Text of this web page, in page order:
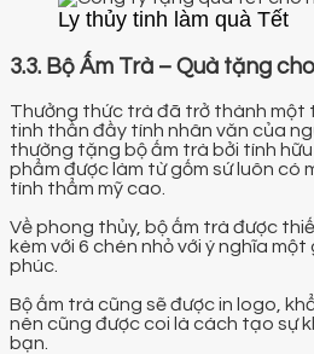
Ly thủy tinh làm quà Tết
3.3. Bộ Ấm Trà – Quà tặng
Thưởng thức trà đã trở thành một
tinh thần đầy tính nhân văn của
thường tặng bộ ấm trà bởi tính
phẩm được làm từ gốm sứ luôn có
tính thẩm mỹ cao.
Về phong thủy, bộ ấm trà được
kèm với 6 chén nhỏ với ý nghĩa
phúc.
Bộ ấm trà cũng sẽ được in logo,
nên cũng được coi là cách tạo sự
bạn.